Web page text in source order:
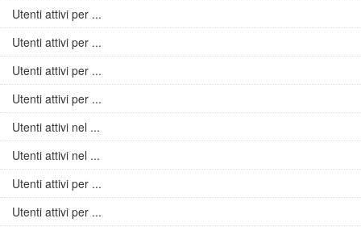
Utenti attivi per ...
Utenti attivi per ...
Utenti attivi per ...
Utenti attivi per ...
Utenti attivi nel ...
Utenti attivi nel ...
Utenti attivi per ...
Utenti attivi per ...